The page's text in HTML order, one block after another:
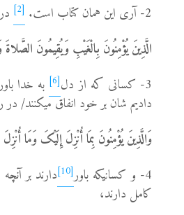
2- آری این همان کتاب است.
[2]
الَّذِینَ یُؤْمِنُونَ بِالْغَیْبِ وَیُقِیمُونَ الصَّلاةَ
3- کسانی که از دل
[6] به خدا
دادیم شان بر خود انفاق می­کنند/
وَالَّذِینَ یُؤْمِنُونَ بِمَا أُنْزِلَ إِلَیْکَ وَمَا
4- و کسانی­که باور
[10]
دارند بر
کامل دارند،